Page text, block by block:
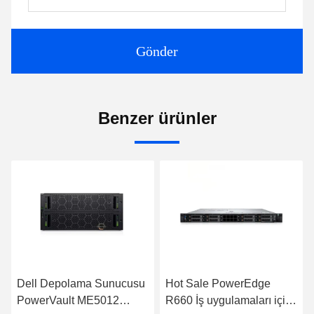
Gönder
Benzer ürünler
Hot Sale PowerEdge
R660 İş uygulamaları için
R760xa Rack Web
Sunucusu Düşük